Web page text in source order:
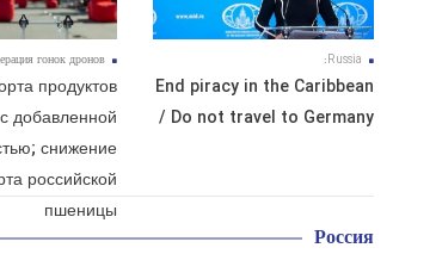
End piracy in the Caribbean
/ Do not travel to Germany
Российская федерация гонок дронов
продуктов
добавленной
снижение
российской
пшеницы
Россия